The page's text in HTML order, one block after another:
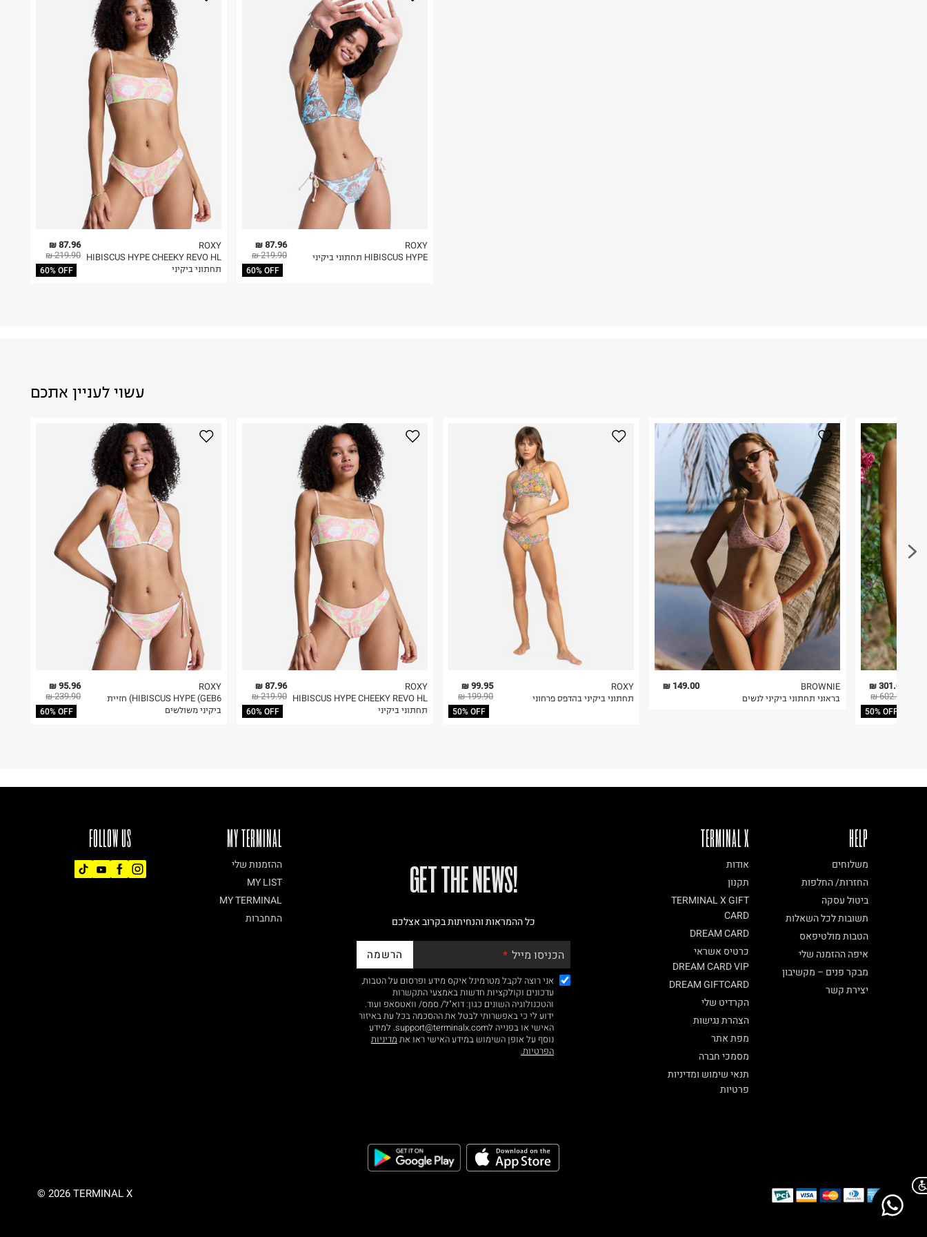
87.96 ₪
219.90 ₪
60% OFF
ROXY
HIBISCUS HYPE CHEEKY REVO HL
תחתוני ביקיני
87.96 ₪
219.90 ₪
60% OFF
ROXY
HIBISCUS HYPE תחתוני ביקיני
עשוי לעניין אתכם
95.96 ₪
239.90 ₪
60% OFF
ROXY
HIBISCUS HYPE (GEB6) חזיית
ביקיני משולשים
87.96 ₪
219.90 ₪
60% OFF
ROXY
HIBISCUS HYPE CHEEKY REVO HL
תחתוני ביקיני
99.95 ₪
199.90 ₪
50% OFF
ROXY
תחתוני ביקיני בהדפס פרחוני
149.00 ₪
BROWNIE
בראוני תחתוני ביקיני לנשים
301.00 ₪
602.00 ₪
50% OFF
FOLLOW US MY TERMINAL
ההזמנות שלי
MY LIST
MY TERMINAL
התחברות
!GET THE NEWS
כל ההמראות והנחיתות בקרוב אצלכם
הכניסו מייל הרשמה
אני רוצה לקבל מטרמינל איקס מידע ופרסום על הטבות,
עדכונים וקולקציות חדשות באמצעי התקשרות
והטכנולוגיה השונים כגון: דוא"ל/ סמס/ וואטסאפ ועוד.
ידוע לי כי באפשרותי לבטל את ההסכמה בכל עת באיזור
האישי או בפנייה לsupport@terminalx.com. למידע
נוסף על אופן השימוש במידע האישי ראו את מדיניות
הפרטיות.
TERMINAL X
אודות
תקנון
TERMINAL X GIFT
CARD
DREAM CARD
כרטיס אשראי
DREAM CARD VIP
DREAM GIFTCARD
הקרדיט שלי
הצהרת נגישות
מפת אתר
מסמכי חברה
תנאי שימוש ומדיניות
פרטיות
HELP
משלוחים
החזרות/ החלפות
ביטול עסקה
תשובות לכל השאלות
הטבות מולטיפאס
איפה ההזמנה שלי
מבקר פנים – מקשיבון
יצירת קשר
© 2026 TERMINAL X
Chat on WhatsApp